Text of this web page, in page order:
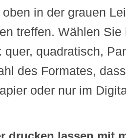
in der grauen
treffen. Wählen
quer, quadratisch,
des Formates,
oder nur im